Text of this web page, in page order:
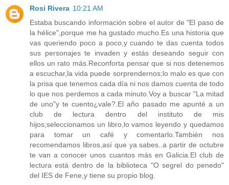
Rosi Rivera 10:21 AM
Estaba buscando información sobre el autor de "El paso de
la hélice",porque me ha gustado mucho.Es una historia que
vas queriendo poco a poco,y cuando te das cuenta todos
sus personajes te invaden y estás deseando seguir con
ellos un rato más.Reconforta pensar que si nos detenemos
a escuchar,la vida puede sorprendernos;lo malo es que con
la prisa que tenemos cada día ni nos damos cuenta de todo
lo que nos perdemos a cada minuto.Voy a buscar "La mitad
de uno"y te cuento¿vale?.El año pasado me apunté a un
club de lectura dentro del instituto de mis
hijos;seleccionamos un libro,lo vamos leyendo y quedamos
para tomar un café y comentarlo.También nos
recomendamos libros,así que ya sabes..a partir de octubre
te van a conocer unos cuantos más en Galicia.El club de
lectura está dentro de la biblioteca "O segrel do penedo"
del IES de Fene,y tiene su propio blog.